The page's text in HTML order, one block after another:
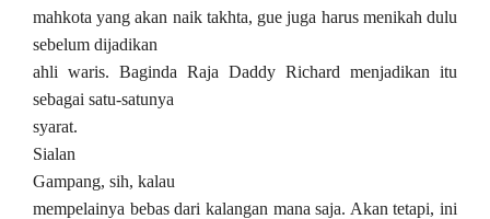
mahkota yang akan naik takhta, gue juga harus menikah dulu
sebelum dijadikan
ahli waris. Baginda Raja Daddy Richard menjadikan itu
sebagai satu-satunya
syarat.
Sialan
Gampang, sih, kalau
mempelainya bebas dari kalangan mana saja. Akan tetapi, ini